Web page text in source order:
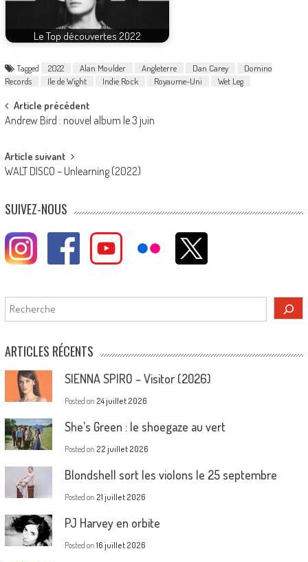
Le Top découvertes 2022
Tagged 2022 Alan Moulder Angleterre Dan Carey
Domino
Records
Ile de Wight Indie Rock Royaume-Uni Wet Leg
Post
navigation
Article précédent
Andrew Bird : nouvel album le 3 juin
Article suivant
WALT DISCO – Unlearning (2022)
SUIVEZ-NOUS
Rechercher
ARTICLES RÉCENTS
SIENNA SPIRO – Visitor (2026)
Posted on 24 juillet 2026
She’s Green : le shoegaze au vert
Posted on 22 juillet 2026
Blondshell sort les violons le 25 septembre
Posted on 21 juillet 2026
PJ Harvey en orbite
Posted on 16 juillet 2026